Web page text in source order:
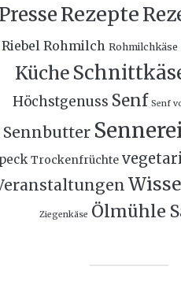
Rezepte
Riebel Rohmilch Rohmilchkäse
Küche
Höchstgenuss Senf Senf
Sennbutter
Trockenfrüchte
Ziegenkäse Ölmühle